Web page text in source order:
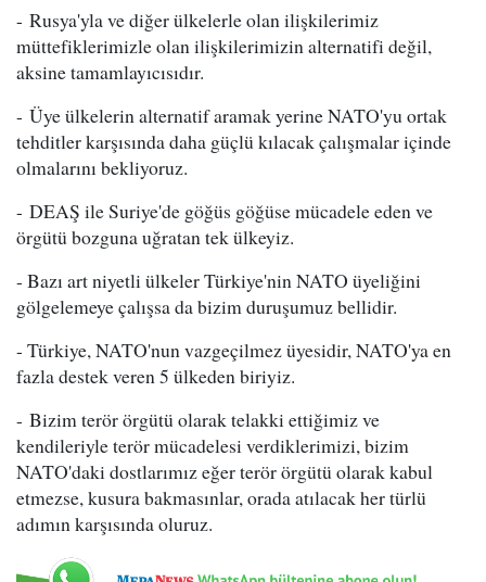
- Rusya'yla ve diğer ülkelerle olan ilişkilerimiz
müttefiklerimizle olan ilişkilerimizin alternatifi değil,
aksine tamamlayıcısıdır.
- Üye ülkelerin alternatif aramak yerine NATO'yu ortak
tehditler karşısında daha güçlü kılacak çalışmalar içinde
olmalarını bekliyoruz.
- DEAŞ ile Suriye'de göğüs göğüse mücadele eden ve
örgütü bozguna uğratan tek ülkeyiz.
- Bazı art niyetli ülkeler Türkiye'nin NATO üyeliğini
gölgelemeye çalışsa da bizim duruşumuz bellidir.
- Türkiye, NATO'nun vazgeçilmez üyesidir, NATO'ya en
fazla destek veren 5 ülkeden biriyiz.
- Bizim terör örgütü olarak telakki ettiğimiz ve
kendileriyle terör mücadelesi verdiklerimizi, bizim
NATO'daki dostlarımız eğer terör örgütü olarak kabul
etmezse, kusura bakmasınlar, orada atılacak her türlü
adımın karşısında oluruz.